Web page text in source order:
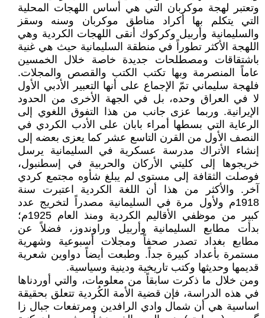
وتعتبر لهجة موكربان التي هي أساس اللهجات المحلية
التي يتكلم بها أكراد مناطق موكربان وسنه وسقز
والسليمانية وأربيل وكركوك أنقى اللهجات الكردية وهي
اللهجة الأكثر تطوراً في منطقة السليمانية حيث هي غنية
باشتقاقات ومصطلحات جديدة خاصة خلال الخمسين
عاماً المنصرمة وبها تكتب الكتب والقصص والمجلات.
فلهجة سليماني تمّ الإجماع على أنها التعبير الأدبي الأول
لا في العراق وحده، بل في الجهة الأخرى من الحدود
الإيرانية. وربما عزى جانب من هذا التفوق اللغوي إلى
الرعاية التي بسطها أمراء بابان على الأدب الكردي في
النصف الأول من القرن التاسع عشر كما يعزى بعضه إلى
إنشاء الأتراك مدرسة عسكرية في السليمانية يرسل
خريجوها إلى كليتي الأركان والحربية في إسطنبول،
فوصلت الثقافة إلى مستوى لم يبلغ شأوه مجتمع كردي
آخر. والأكثر من هذا أن اللغة الكردية اعتبرت سنة
1918م ولأول مرة في السليمانية مصدراً لتخريج عدد
كبير من موظفي الأقاليم الكردية ومنذ العام 1925م؛
بدأت مطابع السليمانية وأربيل وراوندوز، فضلاً عن
مطابع بغداد تصدر صحفاً ومجلات أسبوعية وشهرية
مستمرة بأعداد كبيرة جداً. وطبعت أيضاً دواوين شعرية
قديمها وحديثها وكتب تاريخية ودينية وسياسية.
ومن خلال ما ذكرت سابقاً من معلومات، والتي أوردناها
في هذه الدراسة، فإن قضية الأمة الكُردية تتعلق بحقيقة
اساسية هي أن شمال وادي الرافدين ومرتفعات جبال زا